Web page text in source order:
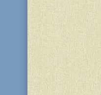
26 мая 2016
еврейская
баОмер. Лаг
отсчета Омера,
как праздник,
пикники и
костры и
людей посещает